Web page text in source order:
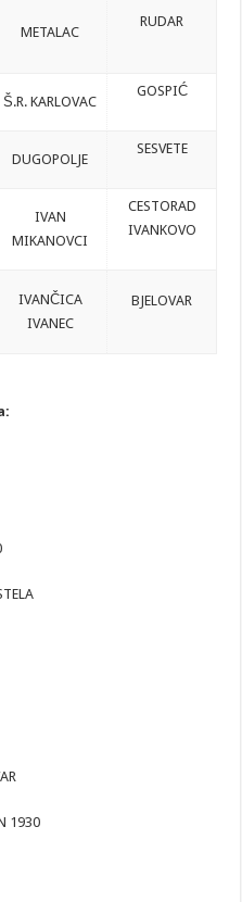
METALAC
RUDAR
Š.R. KARLOVAC
GOSPIĆ
DUGOPOLJE
SESVETE
IVAN
MIKANOVCI
CESTORAD
IVANKOVO
IVANČICA
IVANEC
BJELOVAR
1930